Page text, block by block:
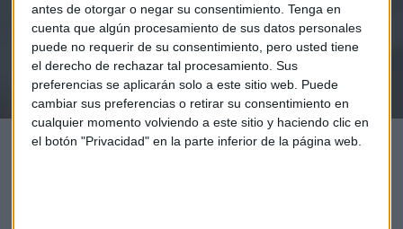
antes de otorgar o negar su consentimiento. Tenga en
cuenta que algún procesamiento de sus datos personales
puede no requerir de su consentimiento, pero usted tiene
el derecho de rechazar tal procesamiento. Sus
preferencias se aplicarán solo a este sitio web. Puede
cambiar sus preferencias o retirar su consentimiento en
cualquier momento volviendo a este sitio y haciendo clic en
el botón "Privacidad" en la parte inferior de la página web.
Acepto la política de privacidad. *
¡Suscribirme!